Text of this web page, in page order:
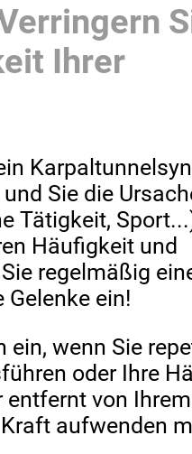
Ihrer
Sie die
Tätigkeit,
Häufigkeit und
regelmäßig
Gelenke ein!
ein, wenn Sie
oder Ihre
entfernt von
aufwenden